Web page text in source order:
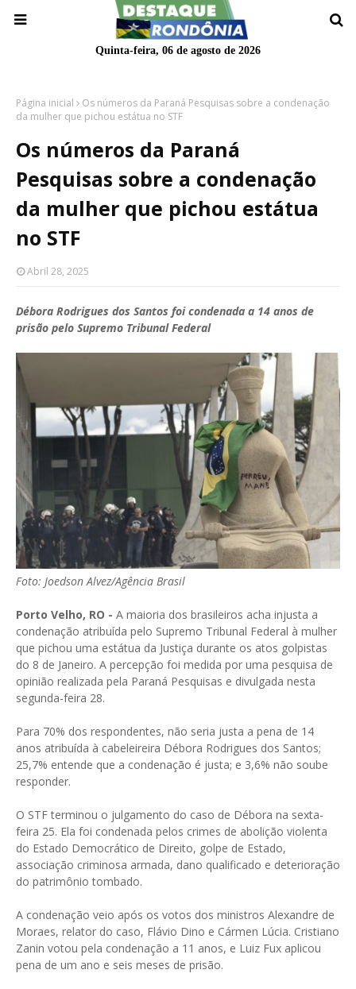
Quinta-feira, 06 de agosto de 2026
Página inicial
Os números da Paraná Pesquisas sobre a condenação
da mulher que pichou estátua no STF
Os números da Paraná
Pesquisas sobre a condenação
da mulher que pichou estátua
no STF
Abril 28, 2025
Débora Rodrigues dos Santos foi condenada a 14 anos de
prisão pelo Supremo Tribunal Federal
Foto: Joedson Alvez/Agência Brasil
Porto Velho, RO - A maioria dos brasileiros acha injusta a
condenação atribuída pelo Supremo Tribunal Federal à mulher
que pichou uma estátua da Justiça durante os atos golpistas
do 8 de Janeiro. A percepção foi medida por uma pesquisa de
opinião realizada pela Paraná Pesquisas e divulgada nesta
segunda-feira 28.
Para 70% dos respondentes, não seria justa a pena de 14
anos atribuída à cabeleireira Débora Rodrigues dos Santos;
25,7% entende que a condenação é justa; e 3,6% não soube
responder.
O STF terminou o julgamento do caso de Débora na sexta-
feira 25. Ela foi condenada pelos crimes de abolição violenta
do Estado Democrático de Direito, golpe de Estado,
associação criminosa armada, dano qualificado e deterioração
do patrimônio tombado.
A condenação veio após os votos dos ministros Alexandre de
Moraes, relator do caso, Flávio Dino e Cármen Lúcia. Cristiano
Zanin votou pela condenação a 11 anos, e Luiz Fux aplicou
pena de um ano e seis meses de prisão.